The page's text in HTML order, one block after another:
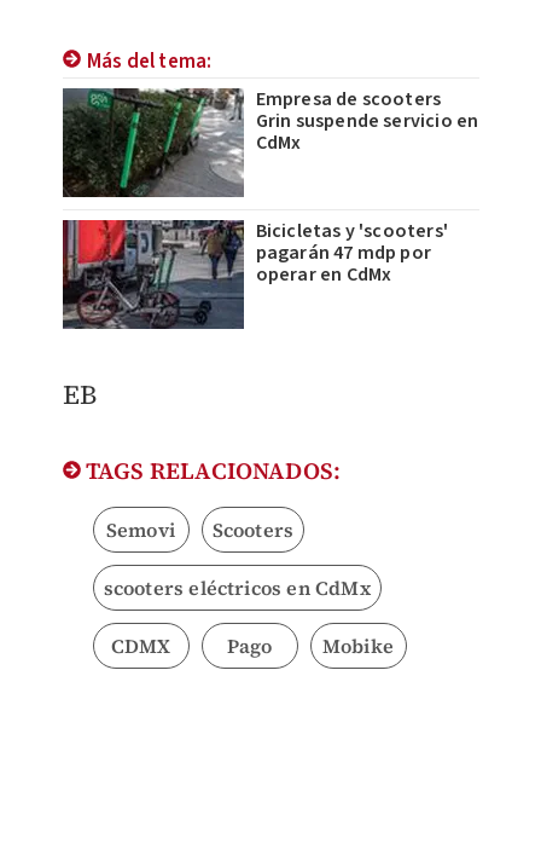
Más del tema:
Empresa de scooters
Grin suspende servicio en
CdMx
Bicicletas y 'scooters'
pagarán 47 mdp por
operar en CdMx
EB
TAGS RELACIONADOS:
Semovi Scooters
scooters eléctricos en CdMx
CDMX Pago Mobike